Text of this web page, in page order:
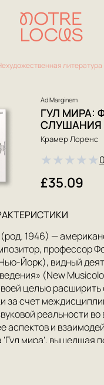
литература
Ad Marginem
ГУЛ МИРА:
СЛУШАНИЯ
Крамер Лоренс
★★★★★
£35.09
1946) —
профессор
Йорк), видный
(New
целью расширить
за счет
реальности во
аспектов и
'Гул мира', вышедшая
поиски Крамера в
расширение